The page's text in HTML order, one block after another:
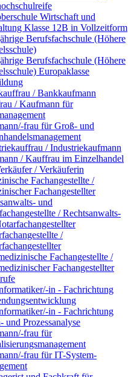
Wirtschaft und
Klasse 12B in Vollzeitform
Berufsfachschule (Höhere
Berufsfachschule (Höhere
Europaklasse
/ Bankkaufmann
/ Kaufmann für
frau für Groß- und
/ Industriekaufmann
/ Kauffrau im Einzelhandel
/ Verkäuferin
Fachangestellte /
Fachangestellter
und
/ Rechtsanwalts-
/
Fachangestellte /
Fachangestellter
in - Fachrichtung
in - Fachrichtung
und Prozessanalyse
frau für
frau für IT-System-